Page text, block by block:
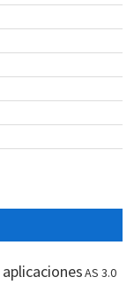
aplicacionesAS 3.0